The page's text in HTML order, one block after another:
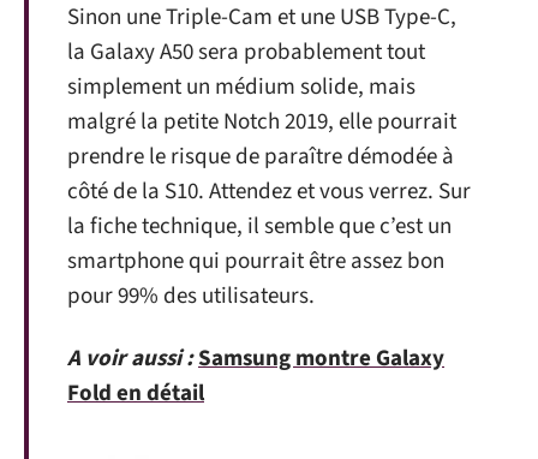
Sinon une Triple-Cam et une USB Type-C,
la Galaxy A50 sera probablement tout
simplement un médium solide, mais
malgré la petite Notch 2019, elle pourrait
prendre le risque de paraître démodée à
côté de la S10. Attendez et vous verrez. Sur
la fiche technique, il semble que c’est un
smartphone qui pourrait être assez bon
pour 99% des utilisateurs.
A voir aussi :Samsung montre Galaxy
Fold en détail